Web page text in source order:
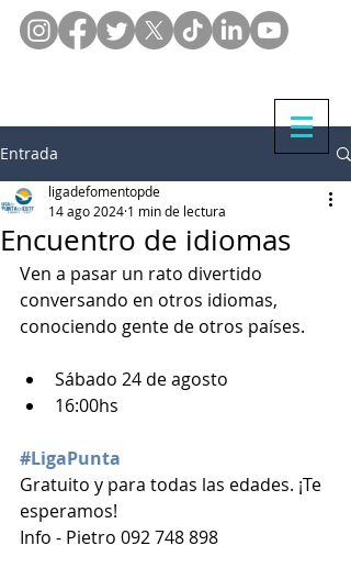
Entrada
Encuentro de idiomas
ligadefomentopde
14 ago 2024 1 min de lectura
Ven a pasar un rato divertido
conversando en otros idiomas,
conociendo gente de otros países.
Sábado 24 de agosto
16:00hs
#LigaPunta
Gratuito y para todas las edades. ¡Te
esperamos!
Info - Pietro 092 748 898